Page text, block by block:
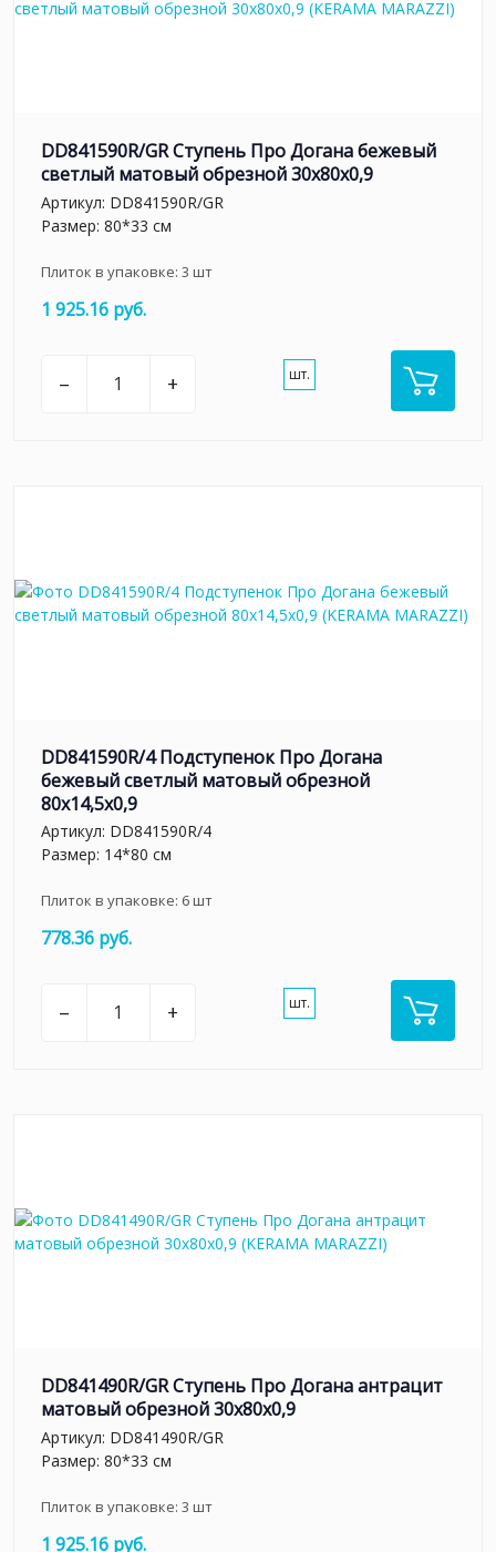
DD841590R/GR Ступень Про Догана бежевый
светлый матовый обрезной 30x80x0,9
Артикул: DD841590R/GR
Размер: 80*33 см
Плиток в упаковке: 3 шт
1 925.16 руб.
– + шт.
DD841590R/4 Подступенок Про Догана
бежевый светлый матовый обрезной
80x14,5x0,9
Артикул: DD841590R/4
Размер: 14*80 см
Плиток в упаковке: 6шт
778.36 руб.
– + шт.
DD841490R/GR Ступень Про Догана антрацит
матовый обрезной 30x80x0,9
Артикул: DD841490R/GR
Размер: 80*33 см
Плиток в упаковке: 3 шт
1 925.16 руб.